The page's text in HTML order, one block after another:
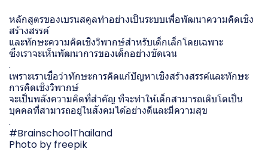
หลักสูตรของเบรนสคูลทำอย่างเป็นระบบเพื่อพัฒนาความคิดเชิง
สร้างสรรค์
และทักษะความคิดเชิงวิพากษ์สำหรับเด็กเล็กโดยเฉพาะ
ซึ่งเราจะเห็นพัฒนาการของเด็กอย่างชัดเจน
.
เพราะเราเชื่อว่าทักษะการคิดแก้ปัญหาเชิงสร้างสรรค์และทักษะ
การคิดเชิงวิพากษ์
จะเป็นพลังความคิดที่สำคัญ ที่จะทำให้เด็กสามารถเติบโตเป็น
บุคคลที่สามารถอยู่ในสังคมได้อย่างดีและมีความสุข
.
#BrainschoolThailand
Photo by freepik